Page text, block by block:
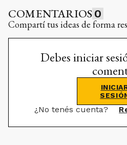
COMENTARIOS 0
Compartí tus ideas de forma
Debes iniciar
¿No tenés cuenta?